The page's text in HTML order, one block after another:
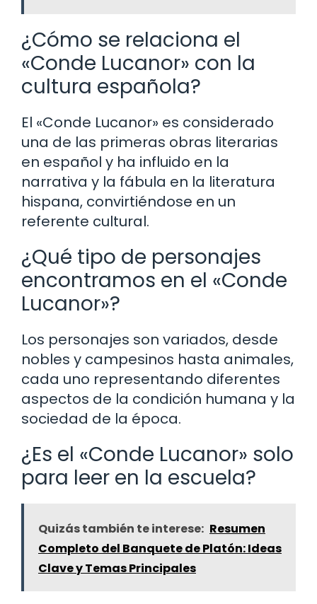
¿Cómo se relaciona el
«Conde Lucanor» con la
cultura española?
El «Conde Lucanor» es considerado
una de las primeras obras literarias
en español y ha influido en la
narrativa y la fábula en la literatura
hispana, convirtiéndose en un
referente cultural.
¿Qué tipo de personajes
encontramos en el «Conde
Lucanor»?
Los personajes son variados, desde
nobles y campesinos hasta animales,
cada uno representando diferentes
aspectos de la condición humana y la
sociedad de la época.
¿Es el «Conde Lucanor» solo
para leer en la escuela?
Quizás también te interese: Resumen
Completo del Banquete de Platón: Ideas
Clave y Temas Principales